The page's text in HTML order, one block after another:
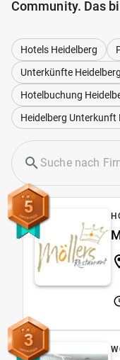
Community. Das
Hotels Heidelberg
Unterkünfte Heidelberg
Hotelbuchung
Heidelberg Unterkunft
5
3